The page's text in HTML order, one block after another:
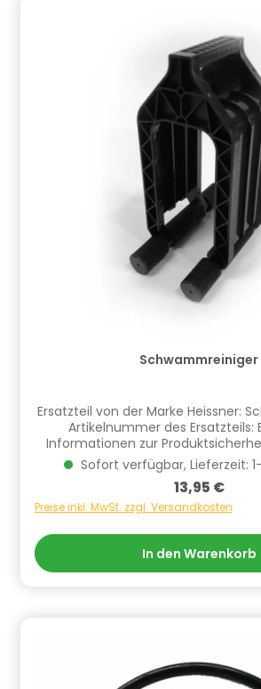
Schwammreiniger
Ersatzteil von der Marke Heissner:
Artikelnummer des Ersatzteils:
Informationen zur Produktsicherheit Hersteller/
Verantwortliche Person: CF
GmbH, Bahnhofstraße 68, 73240
info.de@cf.group,
Gefahrstoffhinweise (falls
Sofort verfügbar, Lieferzeit:
Regulärer Preis:
13,95 €
Preise inkl. MwSt. zzgl. Versandkosten
In den Warenkorb